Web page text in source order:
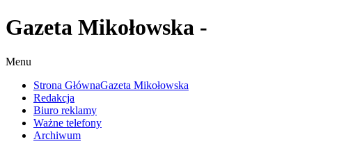
Gazeta Mikołowska -
Menu
Strona GłównaGazeta Mikołowska
Redakcja
Biuro reklamy
Ważne telefony
Archiwum